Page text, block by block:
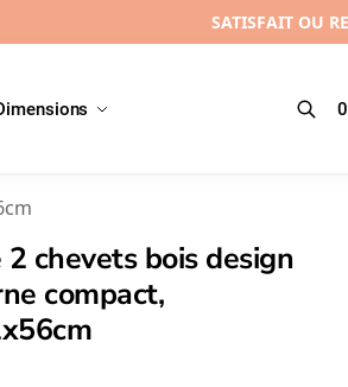
SATISFAIT OU
Recherche
2 chevets bois design
compact,